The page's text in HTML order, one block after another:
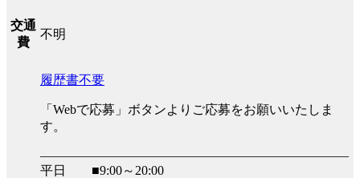
交通
費
不明
履歴書不要
「Webで応募」ボタンよりご応募をお願いいたしま
す。
――――――――――――――――――――――――
平日 ■9:00～20:00